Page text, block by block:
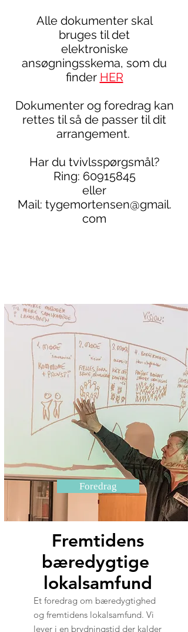
Alle dokumenter skal
bruges til det
elektroniske
ansøgningsskema, som du
finder HER
Dokumenter og foredrag kan
rettes til så de passer til dit
arrangement.
Har du tvivlsspørgsmål?
Ring: 60915845
eller
Mail: tygemortensen@gmail.
com
Foredrag
Fremtidens
bæredygtige
lokalsamfund
Et foredrag om bæredygtighed
og fremtidens lokalsamfund. Vi
lever i en brydningstid der kalder